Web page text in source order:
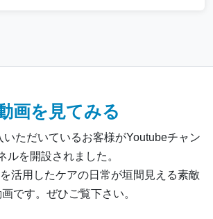
画を見てみる
ただいているお客様がYoutubeチャン
ルを開設されました。
活用したケアの日常が垣間見える素敵
です。ぜひご覧下さい。